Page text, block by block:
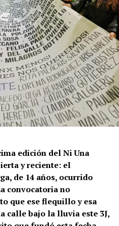
edición del Ni Una
y reciente: el
de 14 años, ocurrido
convocatoria no
que ese flequillo y esa
calle bajo la lluvia este 3J,